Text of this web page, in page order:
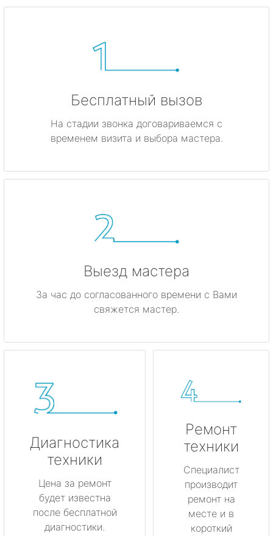
Бесплатный вызов
На стадии звонка договариваемся с
временем визита и выбора мастера.
Выезд мастера
За час до согласованного времени с Вами
свяжется мастер.
Диагностика
техники
Цена за ремонт
будет известна
после бесплатной
диагностики.
Ремонт
техники
Специалист
производит
ремонт на
месте и в
короткий